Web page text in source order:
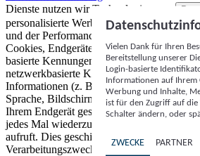
Dienste nutzen wir Technologien von
personalisierte Werbung und Inhalte,
und der Performance von Inhalten sowie
Cookies, Endgeräte- oder ähnliche
basierte Kennungen, zufällig generierte
netzwerkbasierte Kennungen) können
Informationen (z. B. Browsertyp und
Sprache, Bildschirmgröße, unterstützte
Ihrem Endgerät gespeichert oder von dort
jedes Mal wiederzuerkennen, wenn es eine
aufruft. Dies geschieht für einen oder
Verarbeitungszwecke.
Vielen Dank für Ihren
Bereitstellung unserer
Login-basierte
Informationen auf Ihrem
Werbung und Inhalte,
ist für den Zugriff auf die
Schalter ändern, oder
ZWECKE PARTNER